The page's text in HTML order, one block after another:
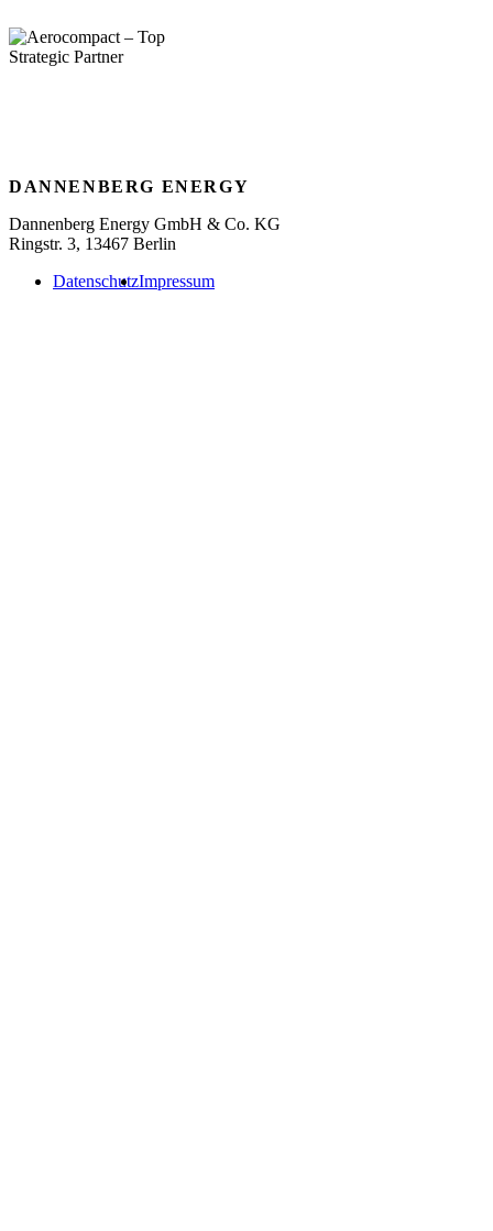
DANNENBERG ENERGY
Dannenberg Energy GmbH & Co. KG
Ringstr. 3, 13467 Berlin
DatenschutzImpressum